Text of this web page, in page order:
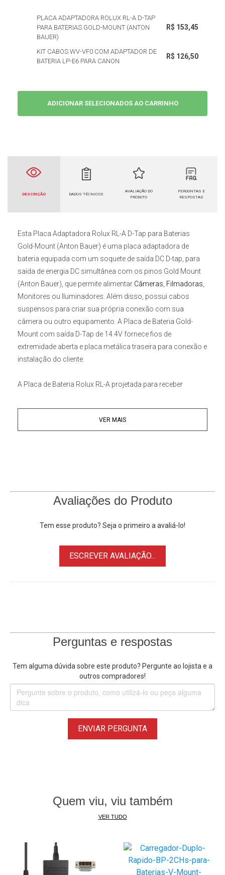
PLACA ADAPTADORA ROLUX RL-A D-TAP
PARA BATERIAS GOLD-MOUNT (ANTON
BAUER)
R$ 153,45
KIT CABOS WV-VF0 COM ADAPTADOR DE
BATERIA LP-E6 PARA CANON
R$ 126,50
ADICIONAR SELECIONADOS AO CARRINHO
DESCRIÇÃO DADOS TÉCNICOS
AVALIAÇÃO DO
PRODUTO
PERGUNTAS E
RESPOSTAS
Esta Placa Adaptadora Rolux RL-A D-Tap para Baterias
Gold-Mount (Anton Bauer) é uma placa adaptadora de
bateria equipada com um soquete de saída DC D-tap, para
saída de energia DC simultânea com os pinos Gold Mount
(Anton Bauer), que permite alimentar Câmeras, Filmadoras,
Monitores ou Iluminadores. Além disso, possui cabos
suspensos para criar sua própria conexão com sua
câmera ou outro equipamento. A Placa de Bateria Gold-
Mount com saída D-Tap de 14.4V fornece fios de
extremidade aberta e placa metálica traseira para conexão e
instalação do cliente.
A Placa de Bateria Rolux RL-A projetada para receber
parte traseira da maioria das Filmadoras e pode ser
montado em qualquer dispositivo capaz de usar o suporte
você aproveite ao máximo seu Plate Adaptador Rolux RL-A.
Principais Características:
• Soquete de Saída D-Tap integrado 14.8V
• Placa metálica traseira aberta para instalação
equipamentos.
VER MAIS
Avaliações do Produto
Tem esse produto? Seja o primeiro a avaliá-lo!
ESCREVER AVALIAÇÃO...
Perguntas e respostas
Tem alguma dúvida sobre este produto? Pergunte ao lojista e a
outros compradores!
ENVIAR PERGUNTA
Quem viu, viu também
VER TUDO